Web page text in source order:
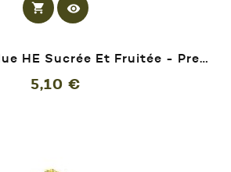
shopping_cart visibility
Fleurs Cherry Glue HE Sucrée Et Fruitée - Premium
5,10 €